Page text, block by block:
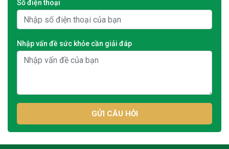
Số điện thoại
Nhập vấn đề sức khỏe cần giải đáp
GỬI CÂU HỎI